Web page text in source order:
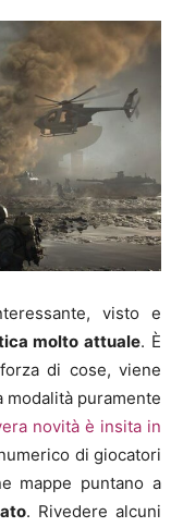
visto e
molto attuale. È
di cose, viene
modalità puramente
novità è insita in
di giocatori
mappe puntano a
. Rivedere alcuni